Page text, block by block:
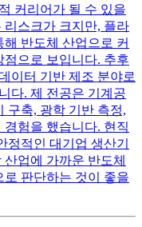
커리어가 될 수 있을
리스크가 크지만, 플라
반도체 산업으로 커
으로 보입니다. 추후
이터 기반 제조 분야로
다. 제 전공은 기계공
구축, 광학 기반 측정,
험을 했습니다. 현직
정적인 대기업 생산기
업에 가까운 반도체
판단하는 것이 좋을